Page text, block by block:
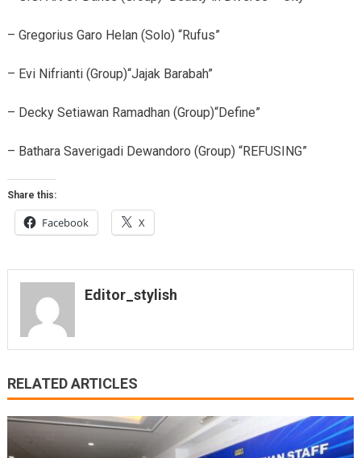
– Gregorius Garo Helan (Solo) “Rufus”
– Evi Nifrianti (Group)“Jajak Barabah”
– Decky Setiawan Ramadhan (Group)“Define”
– Bathara Saverigadi Dewandoro (Group) “REFUSING”
Share this:
Facebook X
Editor_stylish
RELATED ARTICLES